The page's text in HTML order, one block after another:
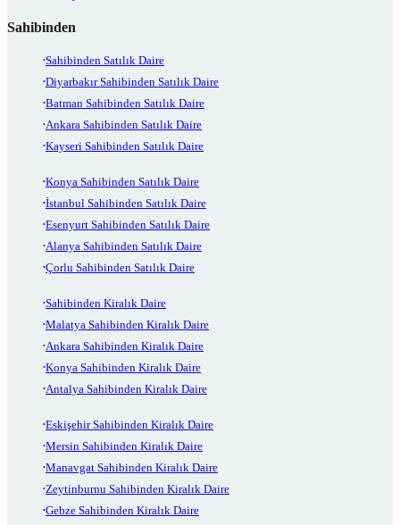
Sahibinden
Sahibinden Satılık Daire
Diyarbakır Sahibinden Satılık Daire
Batman Sahibinden Satılık Daire
Ankara Sahibinden Satılık Daire
Kayseri Sahibinden Satılık Daire
Konya Sahibinden Satılık Daire
İstanbul Sahibinden Satılık Daire
Esenyurt Sahibinden Satılık Daire
Alanya Sahibinden Satılık Daire
Çorlu Sahibinden Satılık Daire
Sahibinden Kiralık Daire
Malatya Sahibinden Kiralık Daire
Ankara Sahibinden Kiralık Daire
Konya Sahibinden Kiralık Daire
Antalya Sahibinden Kiralık Daire
Eskişehir Sahibinden Kiralık Daire
Mersin Sahibinden Kiralık Daire
Manavgat Sahibinden Kiralık Daire
Zeytinburnu Sahibinden Kiralık Daire
Gebze Sahibinden Kiralık Daire